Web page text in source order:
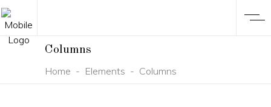
Columns
Home - Elements - Columns